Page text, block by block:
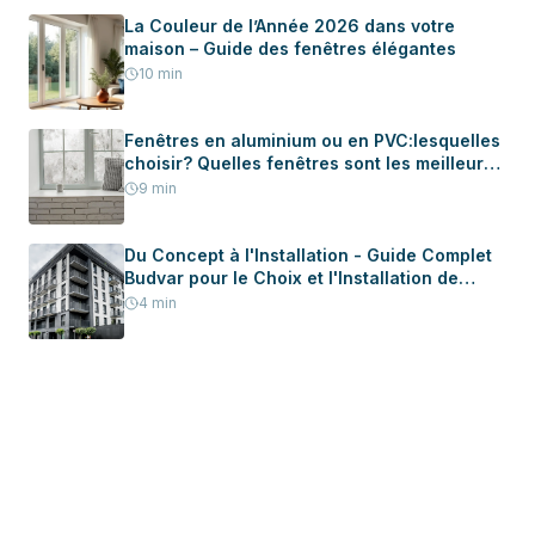
La Couleur de l’Année 2026 dans votre
maison – Guide des fenêtres élégantes
10 min
Fenêtres en aluminium ou en PVC:lesquelles
choisir? Quelles fenêtres sont les meilleures
pour votre maison?
9 min
Du Concept à l'Installation - Guide Complet
Budvar pour le Choix et l'Installation de
Menuiserie dans Votre Nouvelle Maison
4 min